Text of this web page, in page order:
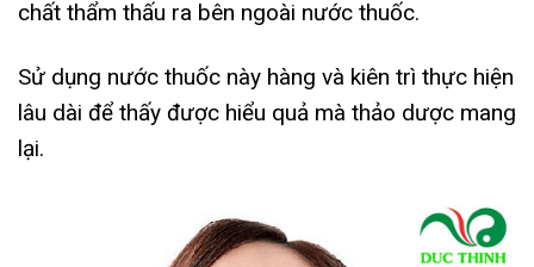
chất thẩm thấu ra bên ngoài nước thuốc.
Sử dụng nước thuốc này hàng và kiên trì thực hiện
lâu dài để thấy được hiểu quả mà thảo dược mang
lại.